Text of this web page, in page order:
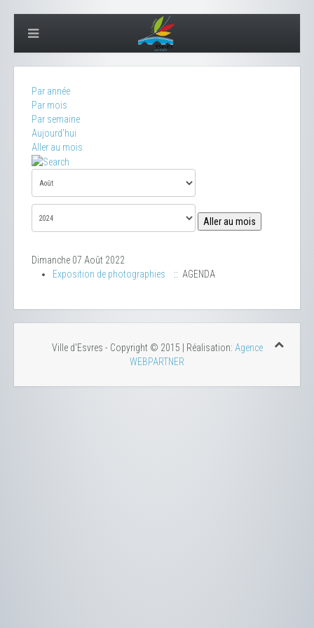
Par année
Par mois
Par semaine
Aujourd'hui
Aller au mois
Aller au mois
Dimanche 07 Août 2022
Exposition de photographies
:: AGENDA
Ville d'Esvres - Copyright © 2015 | Réalisation: Agence
WEBPARTNER